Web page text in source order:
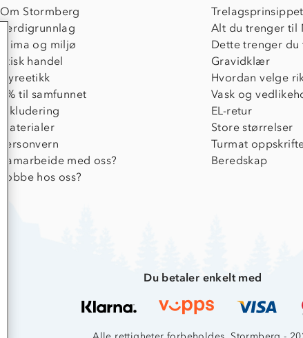
Om Stormberg
Verdigrunnlag
Klima og miljø
Etisk handel
Dyreetikk
1% til samfunnet
Inkludering
Materialer
Personvern
Samarbeide med oss?
Jobbe hos oss?
Alt du trenger til
Dette trenger du
Gravidklær
Hvordan velge
Vask og
EL-retur
Store størrelser
Turmat
Beredskap
Du betaler enkelt med